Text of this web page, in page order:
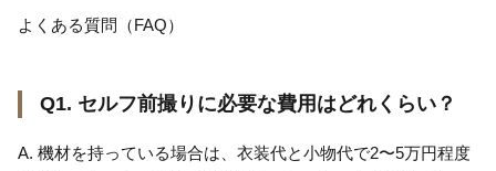
よくある質問（FAQ）
Q1. セルフ前撮りに必要な費用はどれくらい？
A. 機材を持っている場合は、衣装代と小物代で2〜5万円程度